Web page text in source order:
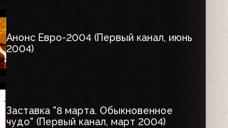
Анонс Евро-2004 (Первый канал, июнь
2004)
Заставка "8 марта. Обыкновенное
чудо" (Первый канал, март 2004)